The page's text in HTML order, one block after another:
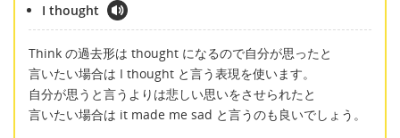
I thought
Think の過去形は thought になるので自分が思ったと
言いたい場合は I thought と言う表現を使います。
自分が思うと言うよりは悲しい思いをさせられたと
言いたい場合は it made me sad と言うのも良いでしょう。